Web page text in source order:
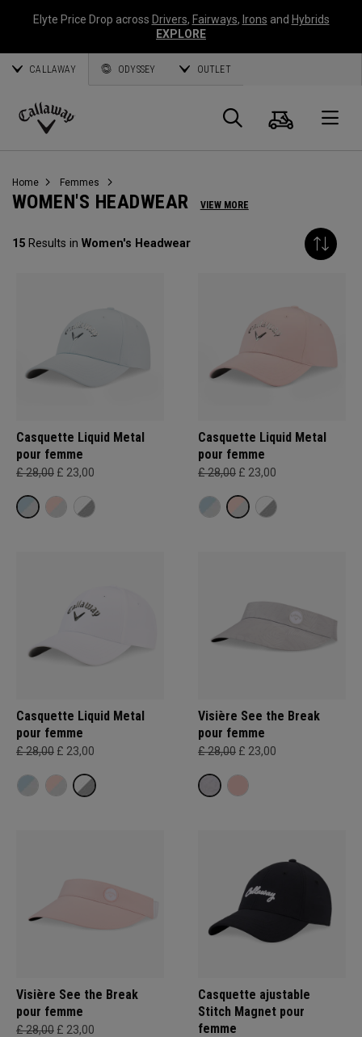
Elyte Price Drop across Drivers, Fairways, Irons and Hybrids
EXPLORE
CALLAWAY ODYSSEY OUTLET
Callaway
Panier
Home Femmes
WOMEN'S HEADWEAR VIEW MORE
15 Results in Women's Headwear
Casquette Liquid Metal
pour femme
£ 28,00 £ 23,00
Casquette Liquid Metal
pour femme
£ 28,00 £ 23,00
Casquette Liquid Metal
pour femme
£ 28,00 £ 23,00
Visière See the Break
pour femme
£ 28,00 £ 23,00
Visière See the Break
pour femme
£ 28,00 £ 23,00
Casquette ajustable
Stitch Magnet pour
femme